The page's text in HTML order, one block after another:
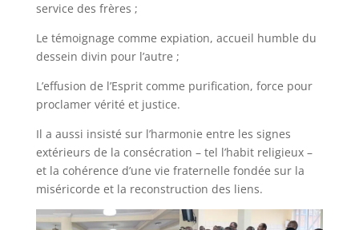
service des frères ;
Le témoignage comme expiation, accueil humble du
dessein divin pour l’autre ;
L’effusion de l’Esprit comme purification, force pour
proclamer vérité et justice.
Il a aussi insisté sur l’harmonie entre les signes
extérieurs de la consécration – tel l’habit religieux –
et la cohérence d’une vie fraternelle fondée sur la
miséricorde et la reconstruction des liens.